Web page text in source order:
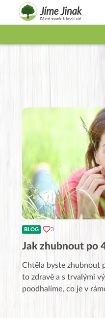
BLOG 3
Jak zhubnout po
Chtěla byste zhubnout
to zdravě a s trvalými
poodhalíme, co je v